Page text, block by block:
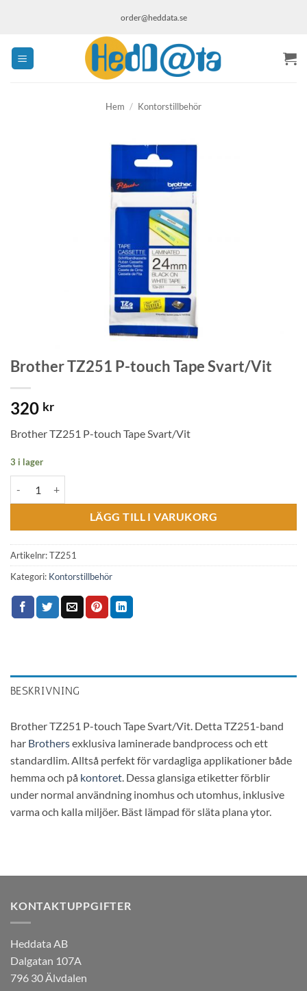
order@heddata.se
Hem / Kontorstillbehör
Brother TZ251 P-touch Tape Svart/Vit
320 kr
Brother TZ251 P-touch Tape Svart/Vit
3 i lager
LÄGG TILL I VARUKORG
Artikelnr:TZ251
Kategori: Kontorstillbehör
BESKRIVNING
Brother TZ251 P-touch Tape Svart/Vit. Detta TZ251-band
har Brothersexklusiva laminerade bandprocess och ett
standardlim.Alltså perfekt för vardagliga applikationer både
hemma och på kontoret. Dessa glansiga etiketter förblir
under normal användning inomhus och utomhus, inklusive
varma och kalla miljöer. Bäst lämpad för släta plana ytor.
KONTAKTUPPGIFTER
Heddata AB
Dalgatan 107A
796 30 Älvdalen